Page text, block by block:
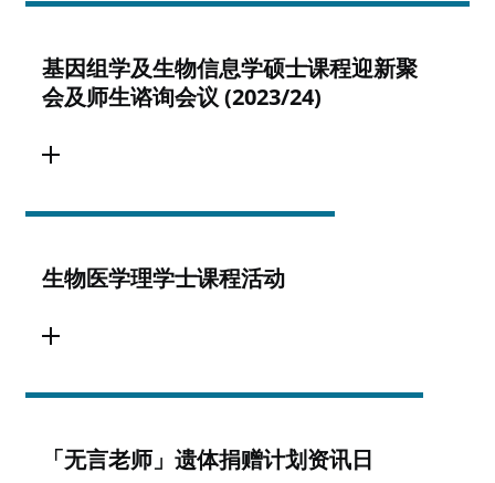
基因组学及生物信息学硕士课程迎新聚
会及师生谘询会议 (2023/24)
生物医学理学士课程活动
「无言老师」遗体捐赠计划资讯日